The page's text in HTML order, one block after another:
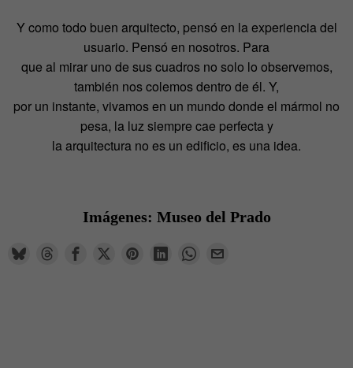
Y como todo buen arquitecto, pensó en la experiencia del
usuario. Pensó en nosotros. Para
que al mirar uno de sus cuadros no solo lo observemos,
también nos colemos dentro de él. Y,
por un instante, vivamos en un mundo donde el mármol no
pesa, la luz siempre cae perfecta y
la arquitectura no es un edificio, es una idea.
Imágenes: Museo del Prado